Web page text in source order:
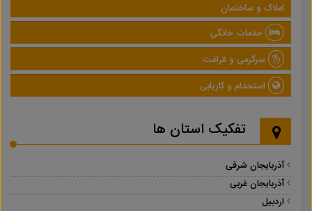
املاک و ساختمان
خدمات خانگی
سرگرمی و فراغت
استخدام و کاریابی
تفکیک استان ها
آذربایجان شرقی
آذربایجان غربی
اردبیل